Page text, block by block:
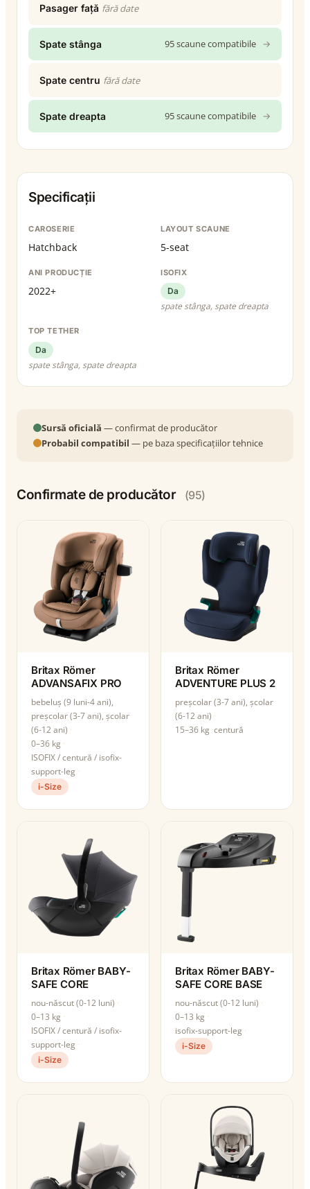
Pasager față fără date
Spate stânga 95 scaune compatibile →
Spate centru fără date
Spate dreapta 95 scaune compatibile →
Specificații
CAROSERIE
Hatchback
LAYOUT SCAUNE
5-seat
ANI PRODUCȚIE
2022+
ISOFIX
Da
spate stânga, spate dreapta
TOP TETHER
Da
spate stânga, spate dreapta
Sursă oficială — confirmat de producător
Probabil compatibil — pe baza specificațiilor tehnice
Confirmate de producător (95)
Britax Römer
ADVANSAFIX PRO
bebeluș (9 luni-4 ani),
preșcolar (3-7 ani), școlar
(6-12 ani)
0–36 kg
ISOFIX / centură / isofix-
support-leg
i-Size
Britax Römer
ADVENTURE PLUS 2
preșcolar (3-7 ani), școlar
(6-12 ani)
15–36 kg centură
Britax Römer BABY-
SAFE CORE
nou-născut (0-12 luni)
0–13 kg
ISOFIX / centură / isofix-
support-leg
i-Size
Britax Römer BABY-
SAFE CORE BASE
nou-născut (0-12 luni)
0–13 kg
isofix-support-leg
i-Size